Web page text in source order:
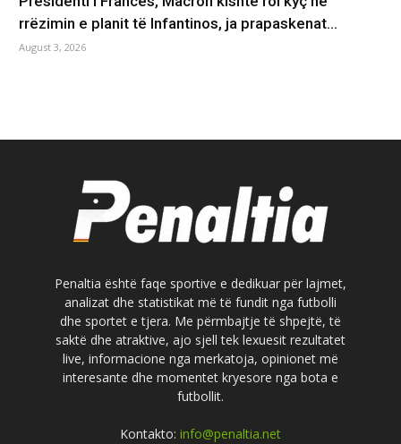
rrëzimin e planit të Infantinos, ja prapaskenat…
August 3, 2026
Penaltia është faqe sportive e dedikuar për lajmet,
analizat dhe statistikat më të fundit nga futbolli
dhe sportet e tjera. Me përmbajtje të shpejtë, të
saktë dhe atraktive, ajo sjell tek lexuesit rezultatet
live, informacione nga merkatoja, opinionet më
interesante dhe momentet kryesore nga bota e
futbollit.
Kontakto: info@penaltia.net